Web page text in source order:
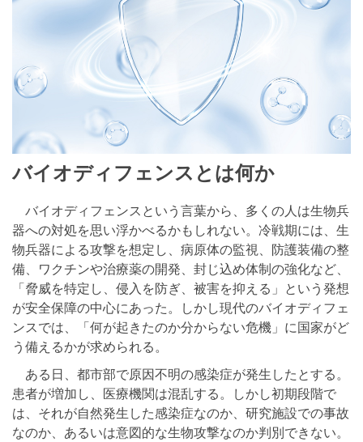
バイオディフェンスとは何か
バイオディフェンスという言葉から、多くの人は生物兵
器への対処を思い浮かべるかもしれない。冷戦期には、生
物兵器による攻撃を想定し、病原体の監視、防護装備の整
備、ワクチンや治療薬の開発、封じ込め体制の強化など、
「脅威を特定し、侵入を防ぎ、被害を抑える」という発想
が安全保障の中心にあった。しかし現代のバイオディフェ
ンスでは、「何が起きたのか分からない危機」に国家がど
う備えるかが求められる。
ある日、都市部で原因不明の感染症が発生したとする。
患者が増加し、医療機関は混乱する。しかし初期段階で
は、それが自然発生した感染症なのか、研究施設での事故
なのか、あるいは意図的な生物攻撃なのか判別できない。